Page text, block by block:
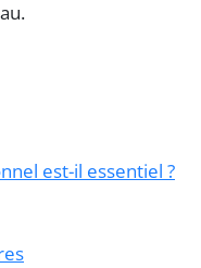
est-il essentiel ?